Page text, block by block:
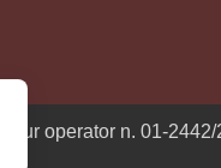
operator n. 01-